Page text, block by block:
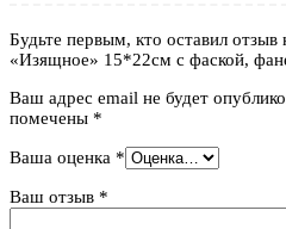
Будьте первым, кто оставил
«Изящное» 15*22см с фаской,
Ваш адрес email не будет
помечены *
Ваша оценка *
Ваш отзыв *